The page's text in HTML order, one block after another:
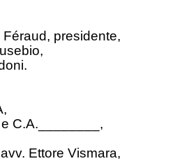
presidente,
C.A.________,
Ettore Vismara,